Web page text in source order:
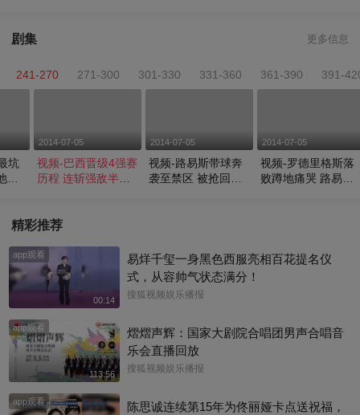
剧集 更多信息
241-270 271-300 301-330 331-360 361-390 391-
坑
2014-07-05
视频-巴西晋级4强赛
历程 连斩强敌半决
2014-07-05
视频-路易斯带球奔
袭至禁区 被抢回追
2014-07-05
视频-罗德里格斯落
败蹲地痛哭 路易斯
精彩推荐
app观看
00:14
易烊千玺一身黑色西服亮相百花提名仪
式，从容帅气状态满分！
搜狐视频娱乐播报
app观看
113:56
熠熠声辉：国家大剧院合唱团男声合唱音
乐会直播回放
搜狐视频娱乐播报
app观看
陈思诚连续第15年为佟丽娅卡点送祝福，